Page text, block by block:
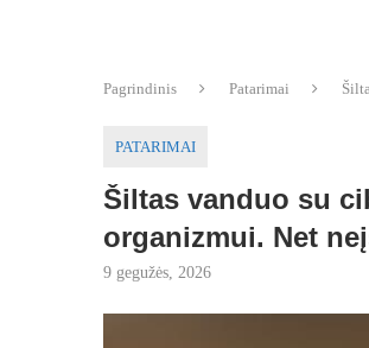
Pagrindinis Patarimai
PATARIMAI
Šiltas vanduo su
organizmui. Net
9 gegužės, 2026